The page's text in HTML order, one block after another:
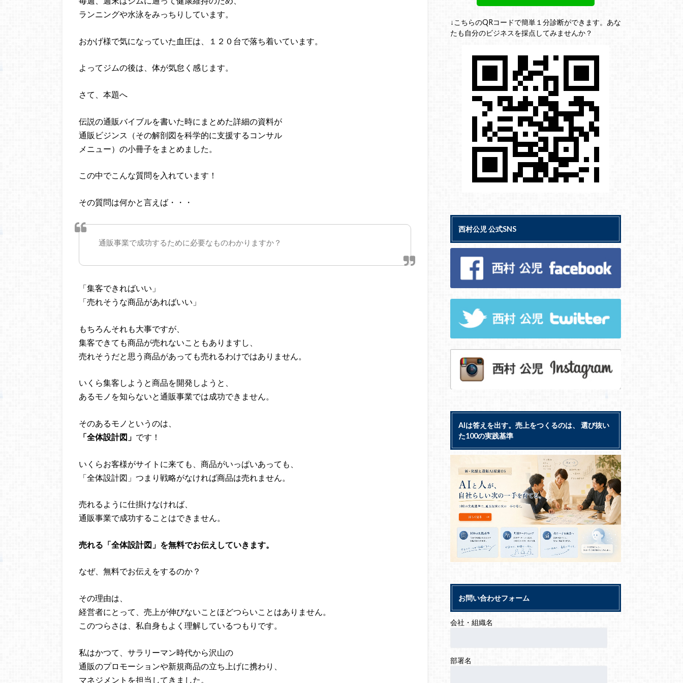
ランニングや水泳をみっちりしています。
おかげ様で気になっていた血圧は、１２０台で落ち着いています。
よってジムの後は、体が気怠く感じます。
さて、本題へ
伝説の通販バイブルを書いた時にまとめた詳細の資料が
通販ビジンス（その解剖図を科学的に支援するコンサル
メニュー）の小冊子をまとめました。
この中でこんな質問を入れています！
その質問は何かと言えば・・・
通販事業で成功するために必要なものわかりますか？
「集客できればいい」
「売れそうな商品があればいい」
もちろんそれも大事ですが、
集客できても商品が売れないこともありますし、
売れそうだと思う商品があっても売れるわけではありません。
いくら集客しようと商品を開発しようと、
あるモノを知らないと通販事業では成功できません。
そのあるモノというのは、
「全体設計図」 です！
いくらお客様がサイトに来ても、商品がいっぱいあっても、
「全体設計図」つまり戦略がなければ商品は売れません。
売れるように仕掛けなければ、
通販事業で成功することはできません。
売れる「全体設計図」を無料でお伝えしていきます。
なぜ、無料でお伝えをするのか？
その理由は、
経営者にとって、売上が伸びないことほどつらいことはありません。
このつらさは、私自身もよく理解しているつもりです。
私はかつて、サラリーマン時代から沢山の
通販のプロモーションや新規商品の立ち上げに携わり、
マネジメントを担当してきました。
↓こちらのQRコードで簡単１分診断ができます。あな
たも自分のビジネスを採点してみませんか？
西村公児 公式SNS
AIは答えを出す。売上をつくるのは、 選び抜い
た100の実践基準
お問い合わせフォーム
会社・組織名
部署名